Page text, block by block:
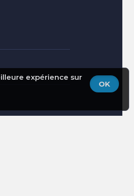
OK
expérience sur